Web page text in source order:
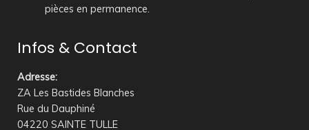
pièces en permanence.
Infos & Contact
Adresse:
ZA Les Bastides Blanches
Rue du Dauphiné
04220 SAINTE TULLE